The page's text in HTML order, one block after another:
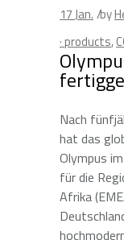
17Jan. by
· products,
Nach
hat das
Olympus
für die
Afrika